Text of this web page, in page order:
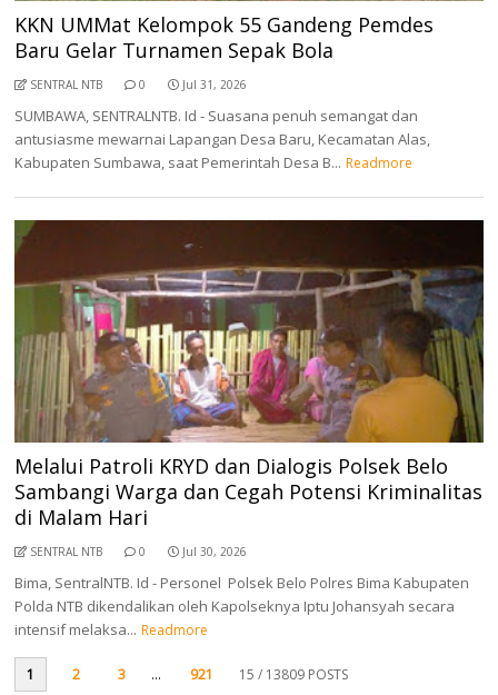
KKN UMMat Kelompok 55 Gandeng Pemdes
Baru Gelar Turnamen Sepak Bola
SENTRAL NTB 0 Jul 31, 2026
SUMBAWA, SENTRALNTB. Id - Suasana penuh semangat dan
antusiasme mewarnai Lapangan Desa Baru, Kecamatan Alas,
Kabupaten Sumbawa, saat Pemerintah Desa B... Readmore
Melalui Patroli KRYD dan Dialogis Polsek Belo
Sambangi Warga dan Cegah Potensi Kriminalitas
di Malam Hari
SENTRAL NTB 0 Jul 30, 2026
Bima, SentralNTB. Id - Personel Polsek Belo Polres Bima Kabupaten
Polda NTB dikendalikan oleh Kapolseknya Iptu Johansyah secara
intensif melaksa... Readmore
1 2 3 ... 921 15 / 13809 POSTS